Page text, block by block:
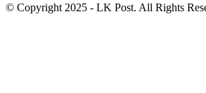
© Copyright 2025 - LK Post. All Rights